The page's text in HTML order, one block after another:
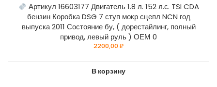
Артикул 16603177 Двигатель 1.8 л. 152 л.с. TSI CDA
бензин Коробка DSG 7 ступ мокр сцепл NCN год
выпуска 2011 Состояние бу, ( дорестайлинг, полный
привод, левый руль ) ОЕМ 0
2200,00₽
В корзину